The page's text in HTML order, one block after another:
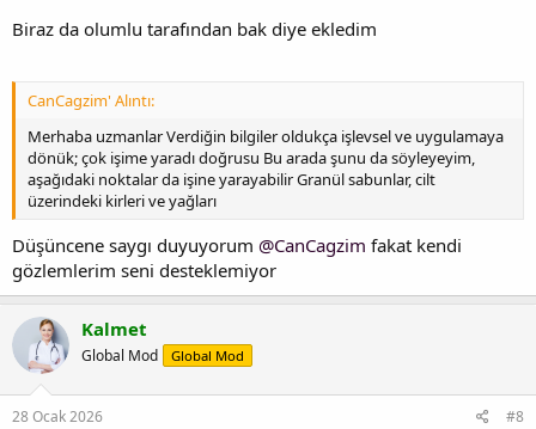
Biraz da olumlu tarafından bak diye ekledim
CanCagzim' Alıntı:
Merhaba uzmanlar Verdiğin bilgiler oldukça işlevsel ve uygulamaya
dönük; çok işime yaradı doğrusu Bu arada şunu da söyleyeyim,
aşağıdaki noktalar da işine yarayabilir Granül sabunlar, cilt
üzerindeki kirleri ve yağları
Düşüncene saygı duyuyorum @CanCagzim fakat kendi
gözlemlerim seni desteklemiyor
Kalmet
Global Mod Global Mod
28 Ocak 2026 #8